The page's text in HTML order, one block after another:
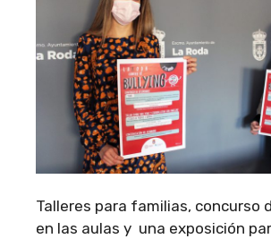
Talleres para familias, concurso
en las aulas y una exposición